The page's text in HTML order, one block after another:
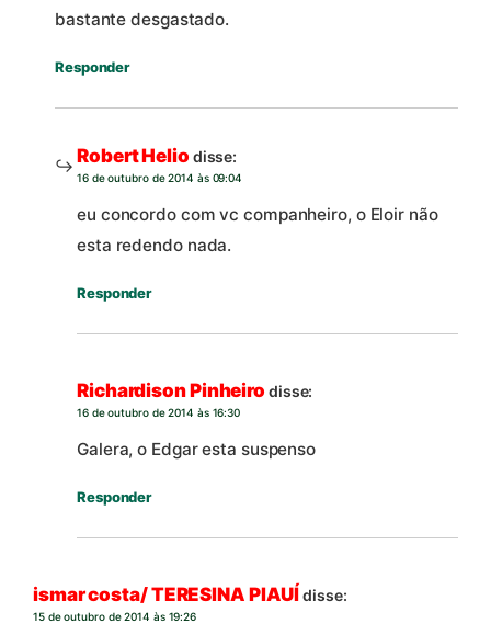
bastante desgastado.
Responder
Robert Helio disse:
16 de outubro de 2014 às 09:04
eu concordo com vc companheiro, o Eloir não
esta redendo nada.
Responder
Richardison Pinheiro disse:
16 de outubro de 2014 às 16:30
Galera, o Edgar esta suspenso
Responder
ismar costa/ TERESINA PIAUÍdisse:
15 de outubro de 2014 às 19:26